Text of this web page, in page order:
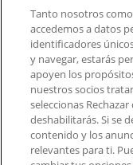
Contacto
Tienda mal
Notificar un
¿Encontraste
aplicación?
Índices
Tanto nosotros
accedemos a datos
identificadores
y navegar, estarás
apoyen los
nuestros socios
seleccionas
deshabilitarás. Si se
contenido y los
relevantes para ti.